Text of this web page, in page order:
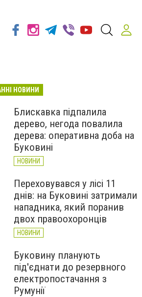
НОВИНИ
Блискавка підпалила
дерево, негода повалила
дерева: оперативна доба на
Буковині
НОВИНИ
Переховувався у лісі 11
днів: на Буковині затримали
нападника, який поранив
двох правоохоронців
НОВИНИ
Буковину планують
під'єднати до резервного
електропостачання з
Румунії